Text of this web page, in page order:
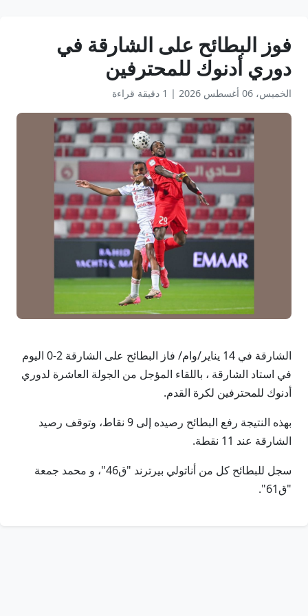
فوز البطائح على الشارقة في
دوري أدنوك للمحترفين
الخميس، 06 أغسطس 2026 | 1 دقيقة قراءة
الشارقة في 14 يناير/وام/ فاز البطائح على الشارقة 2-0 اليوم
في استاد الشارقة ، باللقاء المؤجل من الجولة العاشرة لدوري
أدنوك للمحترفين لكرة القدم.
بهذه النتيجة رفع البطائح رصيده إلى 9 نقاط، وتوقف رصيد
الشارقة عند 11 نقطة.
سجل للبطائح كل من أناتولي بيرترند "ق46"، و محمد جمعة
"ق61".